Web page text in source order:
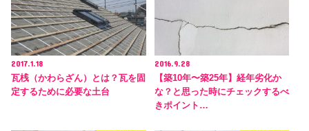
2017.1.18
瓦桟（かわらざん）とは？瓦を固
定するために必要な土台
2016.9.28
【築10年〜築25年】経年劣化か
な？と思った時にチェックするべ
きポイント…